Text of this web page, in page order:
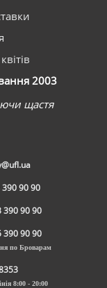
2003
щастя
90 90
390 90 90
390 90 90
по Броварам
8:00 - 20:00